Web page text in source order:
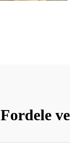
Fordele